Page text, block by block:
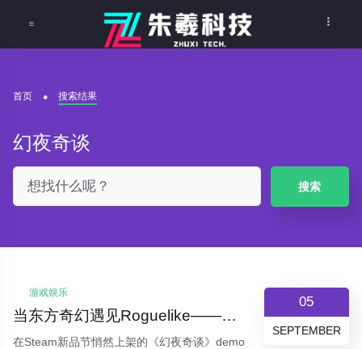
首页 搜索结果
幻夜奇谈
搜索
05
SEPTEMBER
游戏娱乐
当东方奇幻遇见Roguelike——《幻夜奇谈》如何用一盏灯笼照亮游戏市场？
在Steam新品节悄然上架的《幻夜奇谈》demo